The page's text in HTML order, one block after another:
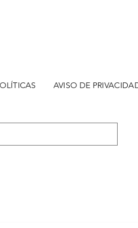
AVISO DE